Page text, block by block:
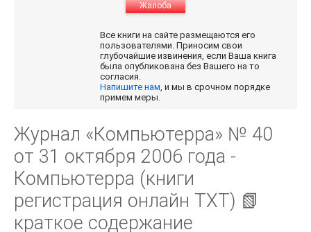
Жалоба
Все книги на сайте размещаются его
пользователями. Приносим свои
глубочайшие извинения, если Ваша книга
была опубликована без Вашего на то
согласия.
Напишите нам, и мы в срочном порядке
примем меры.
Журнал «Компьютерра» № 40
от 31 октября 2006 года -
Компьютерра (книги
регистрация онлайн TXT) 📗
краткое содержание